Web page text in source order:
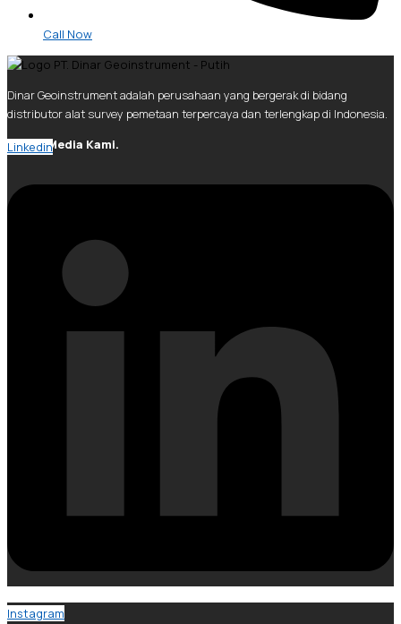
Call Now
Dinar Geoinstrument adalah perusahaan yang bergerak di bidang
distributor alat survey pemetaan terpercaya dan terlengkap di Indonesia.
Social Media Kami.
Linkedin
Instagram